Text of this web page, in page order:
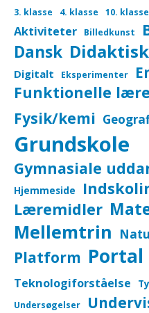
3. klasse 4. klasse 10. klasse
Aktiviteter Billedkunst
Dansk
Digitalt Eksperimenter
Funktionelle
Fysik/kemi
Grundskole
Gymnasiale
Hjemmeside
Læremidler
Mellemtrin
Platform Portal
Teknologiforståelse
Undersøgelser